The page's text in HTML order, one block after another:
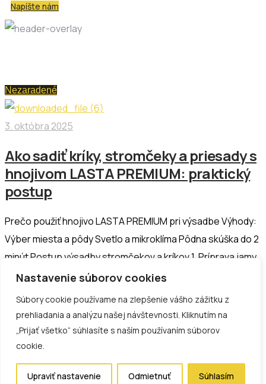
Nastavenie súborov cookies
Súbory cookie používame na zlepšenie vášho zážitku z
prehliadania a analýzu našej návštevnosti. Kliknutím na
„Prijať všetko“ súhlasíte s naším používaním súborov
cookie.
Upraviť nastavenie Odmietnuť Súhlasím
Napíšte nám
Nezaradené
3. októbra 2025
Ako sadiť kríky, stromčeky a priesady s
hnojivom LASTA PREMIUM: praktický
postup
Prečo použiť hnojivo LASTA PREMIUM pri výsadbe Výhody:
Výber miesta a pôdy Svetlo a mikroklíma Pôdna skúška do 2
minút Postup výsadby stromčekov a kríkov 1. Príprava jamy
2. Aplikácia hnojiva 3. Umiestnenie rastliny 4. Zasypanie a
zálievka 5. Mulčovanie 6….
Čítať viac
© 2017 - 2025 LASTA Corp s.r.o. All rights reserved
GDPR